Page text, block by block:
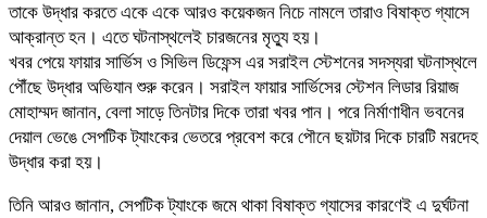
তাকে উদ্ধার করতে একে একে আরও কয়েকজন নিচে নামলে তারাও বিষাক্ত গ্যাসে
আক্রান্ত হন। এতে ঘটনাস্থলেই চারজনের মৃত্যু হয়।
খবর পেয়ে ফায়ার সার্ভিস ও সিভিল ডিফেন্স এর সরাইল স্টেশনের সদস্যরা ঘটনাস্থলে
পৌঁছে উদ্ধার অভিযান শুরু করেন। সরাইল ফায়ার সার্ভিসের স্টেশন লিডার রিয়াজ
মোহাম্মদ জানান, বেলা সাড়ে তিনটার দিকে তারা খবর পান। পরে নির্মাণাধীন ভবনের
দেয়াল ভেঙে সেপটিক ট্যাংকের ভেতরে প্রবেশ করে পৌনে ছয়টার দিকে চারটি মরদেহ
উদ্ধার করা হয়।
তিনি আরও জানান, সেপটিক ট্যাংকে জমে থাকা বিষাক্ত গ্যাসের কারণেই এ দুর্ঘটনা